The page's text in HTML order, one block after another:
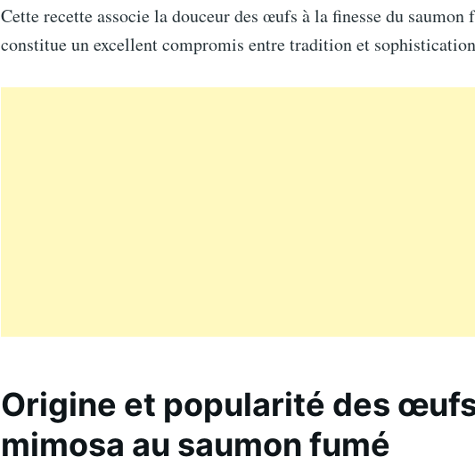
Cette recette associe la douceur des œufs à la finesse du
constitue un excellent compromis entre tradition et
Origine et popularité des
mimosa au saumon fumé